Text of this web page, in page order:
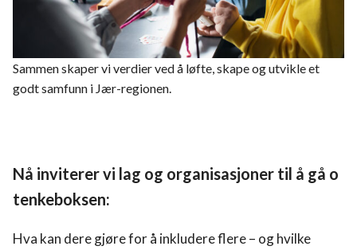
KULTURKLUBBEN
Sammen skaper vi verdier ved å løfte, skape og utvikle et
godt samfunn i Jær-regionen.
Nå inviterer vi lag og organisasjoner til å gå o
tenkeboksen:
Hva kan dere gjøre for å inkludere flere – og hvilke